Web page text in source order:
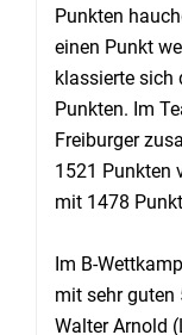
Punkten
einen Punkt
klassierte sich
Punk­ten. Im
Freiburger
1521 Punkten
mit 1478
Im B-
mit sehr guten
Walter Arnold